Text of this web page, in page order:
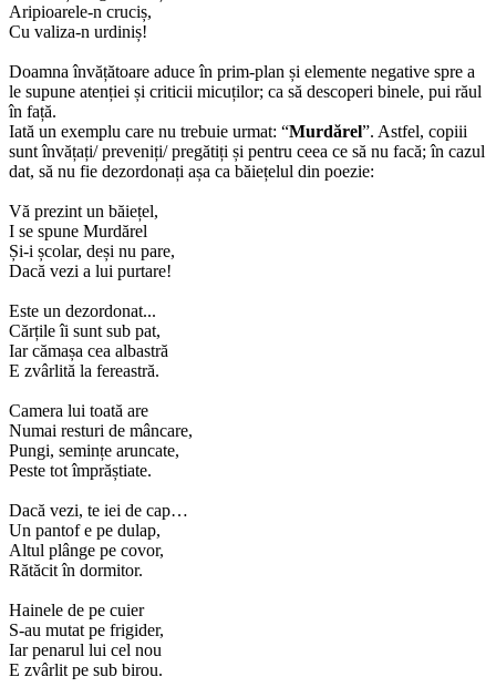
Aripioarele-n cruciș,
Cu valiza-n urdiniș!
Doamna învățătoare aduce în prim-plan și elemente negative spre a
le supune atenției și criticii micuților; ca să descoperi binele, pui răul
în față.
Iată un exemplu care nu trebuie urmat: “Murdărel”. Astfel, copiii
sunt învățați/ preveniți/ pregătiți și pentru ceea ce să nu facă; în cazul
dat, să nu fie dezordonați așa ca băiețelul din poezie:
Vă prezint un băiețel,
I se spune Murdărel
Și-i școlar, deși nu pare,
Dacă vezi a lui purtare!
Este un dezordonat...
Cărțile îi sunt sub pat,
Iar cămașa cea albastră
E zvârlită la fereastră.
Camera lui toată are
Numai resturi de mâncare,
Pungi, semințe aruncate,
Peste tot împrăștiate.
Dacă vezi, te iei de cap…
Un pantof e pe dulap,
Altul plânge pe covor,
Rătăcit în dormitor.
Hainele de pe cuier
S-au mutat pe frigider,
Iar penarul lui cel nou
E zvârlit pe sub birou.